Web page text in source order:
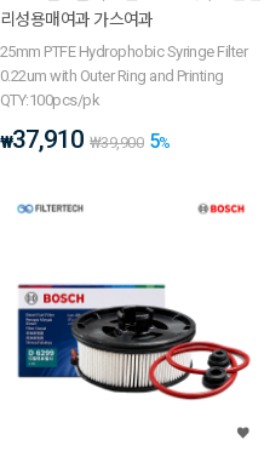
리성용매여과 가스여과
25mm PTFE Hydrophobic Syringe Filter
0.22um with Outer Ring and Printing
QTY:100pcs/pk
₩37,910 ₩39,900 5%